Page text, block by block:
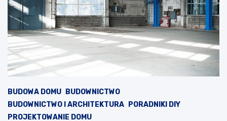
BUDOWA DOMU
BUDOWNICTWO
BUDOWNICTWO I ARCHITEKTURA
PORADNIKI DIY
PROJEKTOWANIE DOMU